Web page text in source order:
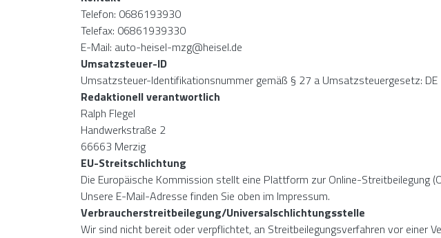
Telefon: 0686193930
Telefax: 06861939330
E-Mail: auto-heisel-mzg@heisel.de
Umsatzsteuer-ID
Umsatzsteuer-Identifikationsnummer gemäß § 27 a Umsatzsteuergesetz:
Redaktionell verantwortlich
Ralph Flegel
Handwerkstraße 2
66663 Merzig
EU-Streitschlichtung
Die Europäische Kommission stellt eine Plattform zur Online-Streitbeilegung
Unsere E-Mail-Adresse finden Sie oben im Impressum.
Verbraucher­streit­beilegung/Universal­schlichtungs­stelle
Wir sind nicht bereit oder verpflichtet, an Streitbeilegungsverfahren vor einer